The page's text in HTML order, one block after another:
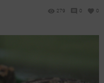
279 0 0